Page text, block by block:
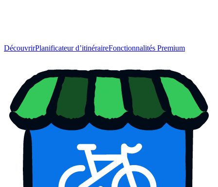
DécouvrirPlanificateur d’itinéraireFonctionnalités Premium